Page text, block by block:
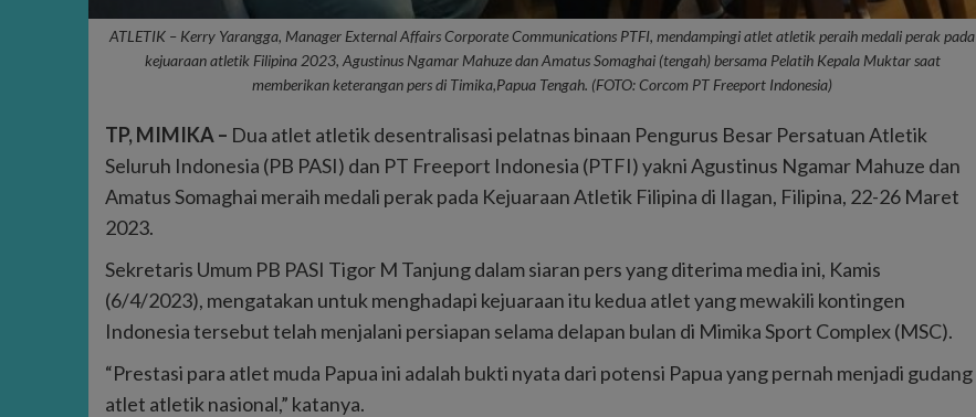
ATLETIK – Kerry Yarangga, Manager External Affairs Corporate Communications PTFI, mendampingi atlet atletik peraih medali perak pada
kejuaraan atletik Filipina 2023, Agustinus Ngamar Mahuze dan Amatus Somaghai (tengah) bersama Pelatih Kepala Muktar saat
memberikan keterangan pers di Timika,Papua Tengah. (FOTO: Corcom PT Freeport Indonesia)
TP, MIMIKA – Dua atlet atletik desentralisasi pelatnas binaan Pengurus Besar Persatuan Atletik
Seluruh Indonesia (PB PASI) dan PT Freeport Indonesia (PTFI) yakni Agustinus Ngamar Mahuze dan
Amatus Somaghai meraih medali perak pada Kejuaraan Atletik Filipina di Ilagan, Filipina, 22-26 Maret
2023.
Sekretaris Umum PB PASI Tigor M Tanjung dalam siaran pers yang diterima media ini, Kamis
(6/4/2023), mengatakan untuk menghadapi kejuaraan itu kedua atlet yang mewakili kontingen
Indonesia tersebut telah menjalani persiapan selama delapan bulan di Mimika Sport Complex (MSC).
“Prestasi para atlet muda Papua ini adalah bukti nyata dari potensi Papua yang pernah menjadi gudang
atlet atletik nasional,” katanya.